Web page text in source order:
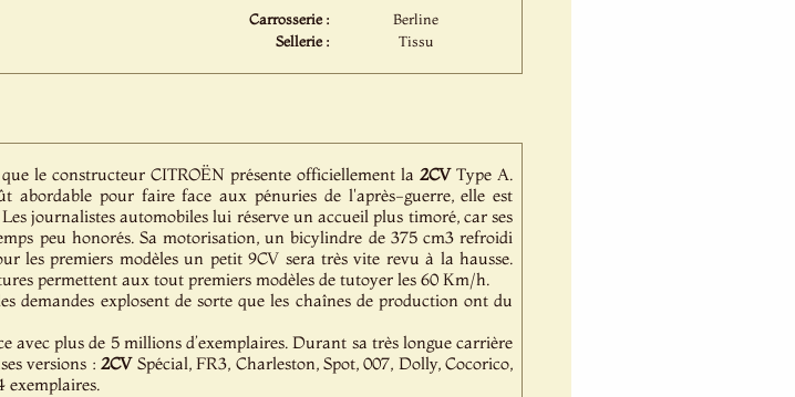
Carrosserie :
Berline
Sellerie :
Tissu
le constructeur CITROËN présente officiellement la2CVType A.
abordable pour faire face aux pénuries de l'après-guerre, elle est
journalistes automobiles lui réserve un accueil plus timoré, car ses
peu honorés. Sa motorisation, un bicylindre de 375 cm3 refroidi
les premiers modèles un petit 9CV sera très vite revu à la hausse.
permettent aux tout premiers modèles de tutoyer les 60 Km/h.
demandes explosent de sorte que les chaînes de production ont du
avec plus de 5 millions d’exemplaires. Durant sa très longue carrière
versions :2CVSpécial, FR3, Charleston, Spot, 007, Dolly, Cocorico,
exemplaires.